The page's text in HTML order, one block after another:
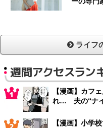
ライフ
週間アクセスラン
【漫画】カフ
れ… 夫の“ナイ
【漫画】小学